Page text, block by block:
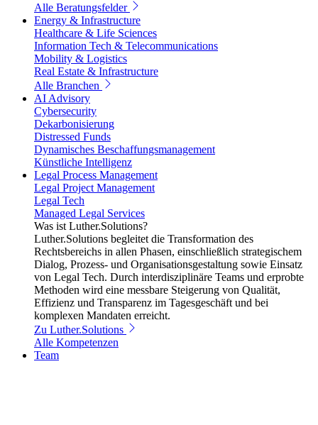
Alle Beratungsfelder
Energy & Infrastructure
Healthcare & Life Sciences
Information Tech & Telecommunications
Mobility & Logistics
Real Estate & Infrastructure
Alle Branchen
AI Advisory
Cybersecurity
Dekarbonisierung
Distressed Funds
Dynamisches Beschaffungsmanagement
Künstliche Intelligenz
Legal Process Management
Legal Project Management
Legal Tech
Managed Legal Services
Was ist Luther.Solutions?
Luther.Solutions begleitet die Transformation des
Rechtsbereichs in allen Phasen, einschließlich strategischem
Dialog, Prozess- und Organisationsgestaltung sowie Einsatz
von Legal Tech. Durch interdisziplinäre Teams und erprobte
Methoden wird eine messbare Steigerung von Qualität,
Effizienz und Transparenz im Tagesgeschäft und bei
komplexen Mandaten erreicht.
Zu Luther.Solutions
Alle Kompetenzen
Team